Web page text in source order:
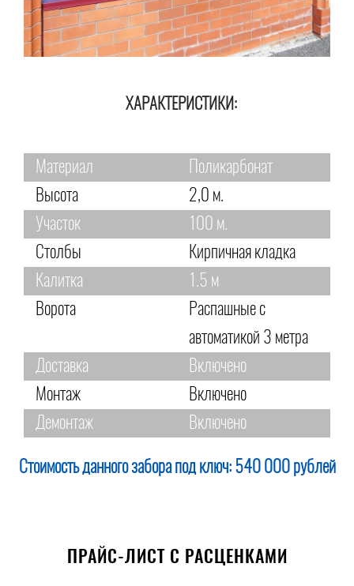
ХАРАКТЕРИСТИКИ:
Материал
Поликарбонат
Высота
2,0 м.
Участок
100 м.
Столбы
Кирпичная кладка
Калитка
1.5 м
Ворота
Распашные с
автоматикой 3 метра
Доставка
Включено
Монтаж
Включено
Демонтаж
Включено
Стоимость данного забора под ключ: 540 000 рублей
ПРАЙС-ЛИСТ С РАСЦЕНКАМИ